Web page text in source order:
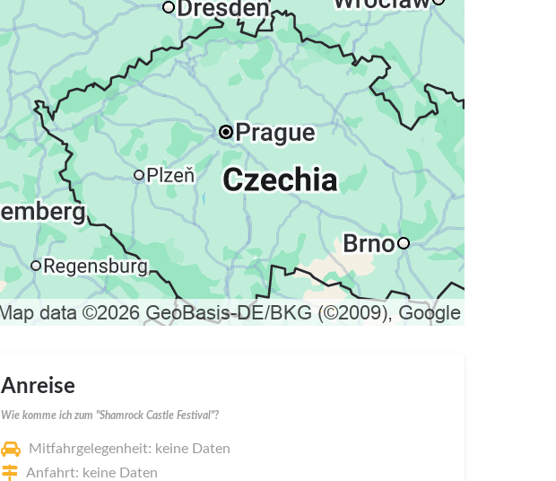
Anreise
Wie komme ich zum "Shamrock Castle Festival"?
Mitfahrgelegenheit: keine Daten
Anfahrt: keine Daten